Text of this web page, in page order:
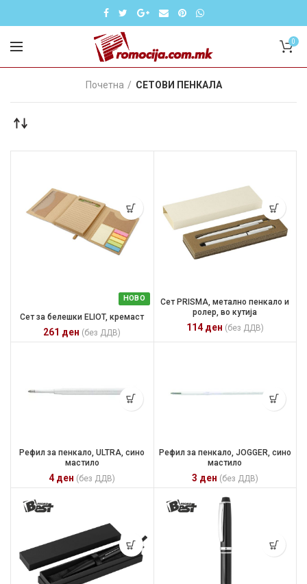
0
Почетна СЕТОВИ ПЕНКАЛА
НОВО
Сет за белешки ELIOT, кремаст
261 ден (без ДДВ)
Сет PRISMA, метално пенкало и
ролер, во кутија
114ден (без ДДВ)
Рефил за пенкало, ULTRA, сино
мастило
4ден (без ДДВ)
Рефил за пенкало, JOGGER, сино
мастило
3 ден (без ДДВ)